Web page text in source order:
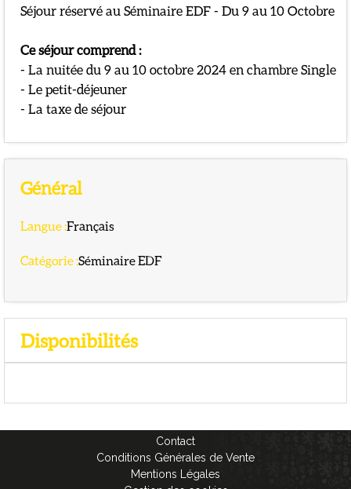
Séjour réservé au Séminaire EDF - Du 9 au 10 Octobre
Ce séjour comprend :
- La nuitée du 9 au 10 octobre 2024 en chambre Single
- Le petit-déjeuner
- La taxe de séjour
Général
Langue:Français
Catégorie:Séminaire EDF
Disponibilités
Contact
Conditions Générales de Vente
Mentions Légales